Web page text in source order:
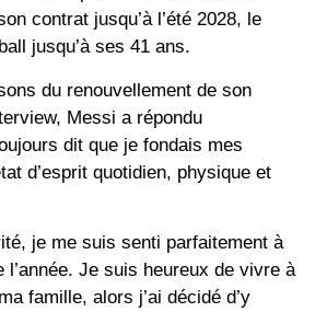
contrat jusqu’à l’été 2028, le
jusqu’à ses 41 ans.
du renouvellement de son
Messi a répondu
dit que je fondais mes
d’esprit quotidien, physique et
je me suis senti parfaitement à
l’année. Je suis heureux de vivre à
famille, alors j’ai décidé d’y